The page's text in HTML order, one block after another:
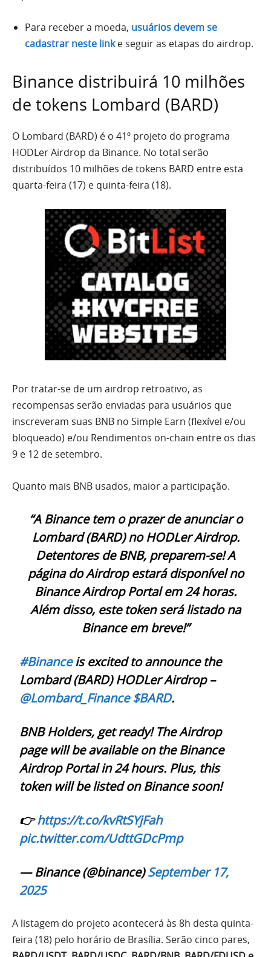
Para receber a moeda, usuários devem se
cadastrar neste linke seguir as etapas do airdrop.
Binance distribuirá 10 milhões
de tokens Lombard (BARD)
O Lombard (BARD) é o 41º projeto do programa
HODLer Airdrop da Binance. No total serão
distribuídos 10 milhões de tokens BARD entre esta
quarta-feira (17) e quinta-feira (18).
Por tratar-se de um airdrop retroativo, as
recompensas serão enviadas para usuários que
inscreveram suas BNB no Simple Earn (flexível e/ou
bloqueado) e/ou Rendimentos on-chain entre os dias
9 e 12 de setembro.
Quanto mais BNB usados, maior a participação.
“A Binance tem o prazer de anunciar o
Lombard (BARD) no HODLer Airdrop.
Detentores de BNB, preparem-se! A
página do Airdrop estará disponível no
Binance Airdrop Portal em 24 horas.
Além disso, este token será listado na
Binance em breve!”
#Binanceis excited to announce the
Lombard (BARD) HODLer Airdrop –
@Lombard_Finance $BARD.
BNB Holders, get ready! The Airdrop
page will be available on the Binance
Airdrop Portal in 24 hours. Plus, this
token will be listed on Binance soon!
👉https://t.co/kvRtSYjFah
pic.twitter.com/UdttGDcPmp
— Binance (@binance)September 17,
2025
A listagem do projeto acontecerá às 8h desta quinta-
feira (18) pelo horário de Brasília. Serão cinco pares,